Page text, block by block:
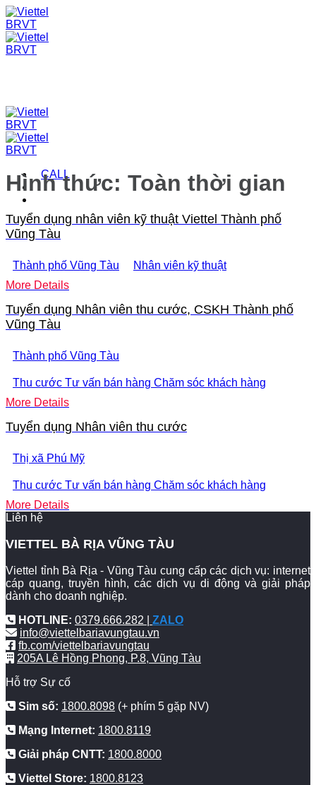
Skip
to
content
CALL
Hình thức: Toàn thời gian
Tuyển dụng nhân viên kỹ thuật Viettel Thành phố
Vũng Tàu
Thành phố Vũng Tàu
Nhân viên kỹ thuật
More Details
Tuyển dụng Nhân viên thu cước, CSKH Thành phố
Vũng Tàu
Thành phố Vũng Tàu
Thu cước Tư vấn bán hàng Chăm sóc khách hàng
More Details
Tuyển dụng Nhân viên thu cước
Thị xã Phú Mỹ
Thu cước Tư vấn bán hàng Chăm sóc khách hàng
More Details
Liên hệ
VIETTEL BÀ RỊA VŨNG TÀU
Viettel tỉnh Bà Rịa - Vũng Tàu cung cấp các dịch vụ: internet
cáp quang, truyền hình, các dịch vụ di động và giải pháp
dành cho doanh nghiệp.
HOTLINE: 0379.666.282 | ZALO
info@viettelbariavungtau.vn
fb.com/viettelbariavungtau
205A Lê Hồng Phong, P.8, Vũng Tàu
Hỗ trợ Sự cố
Sim số: 1800.8098 (+ phím 5 gặp NV)
Mạng Internet: 1800.8119
Giải pháp CNTT: 1800.8000
Viettel Store: 1800.8123